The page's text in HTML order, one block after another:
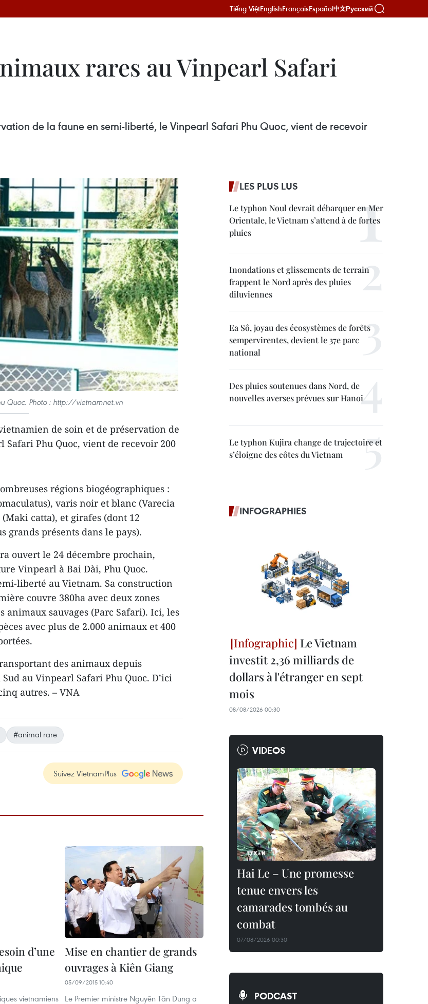
Tiếng ViệtEnglishFrançaisEspañol中文Русский
rares au Vinpearl Safari
de la faune en semi-liberté, le Vinpearl Safari Phu Quoc, vient de recevoir
Quoc. Photo : http://vietnamnet.vn
de soin et de préservation de
Phu Quoc, vient de recevoir 200
régions biogéographiques :
varis noir et blanc (Varecia
catta), et girafes (dont 12
grands présents dans le pays).
ouvert le 24 décembre prochain,
Vinpearl à Bai Dài, Phu Quoc.
liberté au Vietnam. Sa construction
couvre 380ha avec deux zones
animaux sauvages (Parc Safari). Ici, les
avec plus de 2.000 animaux et 400
des animaux depuis
au Vinpearl Safari Phu Quoc. D’ici
autres. – VNA
#animal rare
Suivez VietnamPlus
d’une
vietnamiens
Mise en chantier de grands
ouvrages à Kiên Giang
05/09/2015 10:40
Le Premier ministre Nguyên Tân Dung a
LES PLUS LUS
Le typhon Noul devrait débarquer en Mer
Orientale, le Vietnam s’attend à de fortes
pluies
Inondations et glissements de terrain
frappent le Nord après des pluies
diluviennes
Ea Sô, joyau des écosystèmes de forêts
sempervirentes, devient le 37e parc
national
Des pluies soutenues dans Nord, de
nouvelles averses prévues sur Hanoi
Le typhon Kujira change de trajectoire et
s’éloigne des côtes du Vietnam
INFOGRAPHIES
Le Vietnam
investit 2,36 milliards de
dollars à l'étranger en sept
mois
08/08/2026 00:30
VIDEOS
Hai Le – Une promesse
tenue envers les
camarades tombés au
combat
07/08/2026 00:30
PODCAST